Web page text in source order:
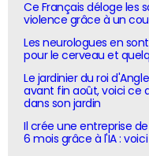
Ce Français déloge les
violence grâce à un
Les neurologues en
pour le cerveau et
Le jardinier du roi
avant fin août, voici ce
dans son jardin
Il crée une entreprise
6 mois grâce à l'IA :